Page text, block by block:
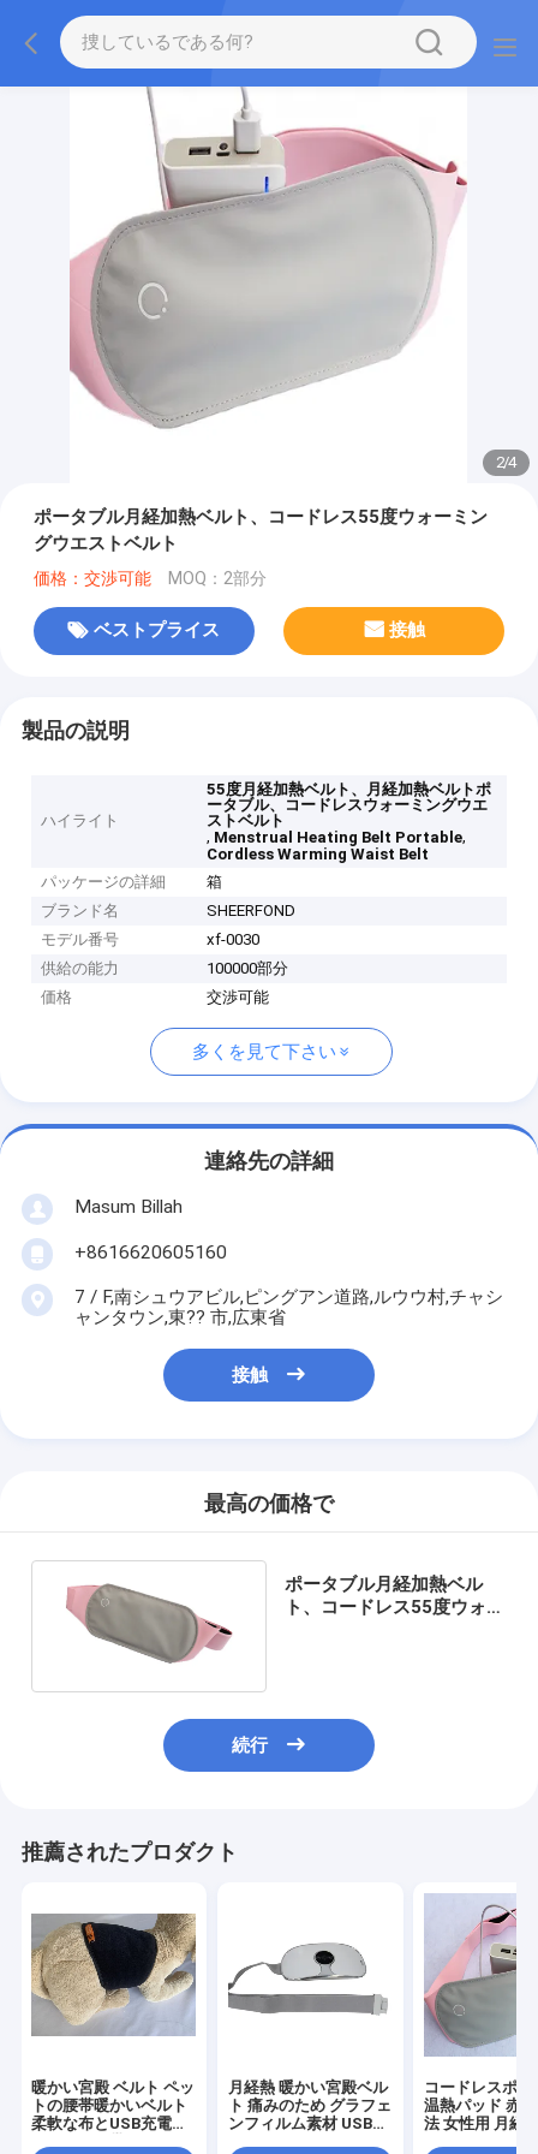
2/4
ポータブル月経加熱ベルト、コードレス55度ウォーミン
グウエストベルト
価格：交渉可能 MOQ：2部分
ベストプライス 接触
製品の説明
ハイライト
55度月経加熱ベルト、月経加熱ベルトポ
ータブル、コードレスウォーミングウエ
ストベルト
, Menstrual Heating Belt Portable,
Cordless Warming Waist Belt
パッケージの詳細
箱
ブランド名
SHEERFOND
モデル番号
xf-0030
供給の能力
100000部分
価格
交渉可能
多くを見て下さい
連絡先の詳細
Masum Billah
+8616620605160
7 / F,南シュウアビル,ピングアン道路,ルウウ村,チャシ
ャンタウン,東?? 市,広東省
接触
最高の価格で
ポータブル月経加熱ベル
ト、コードレス55度ウォー
続行
推薦されたプロダクト
暖かい宮殿 ベルト ペッ
トの腰帯暖かいベルト
柔軟な布とUSB充電で
月経熱 暖かい宮殿ベル
ト 痛みのため グラフェ
ンフィルム素材 USB充
コードレスポー
温熱パッド 赤
法 女性用 月経